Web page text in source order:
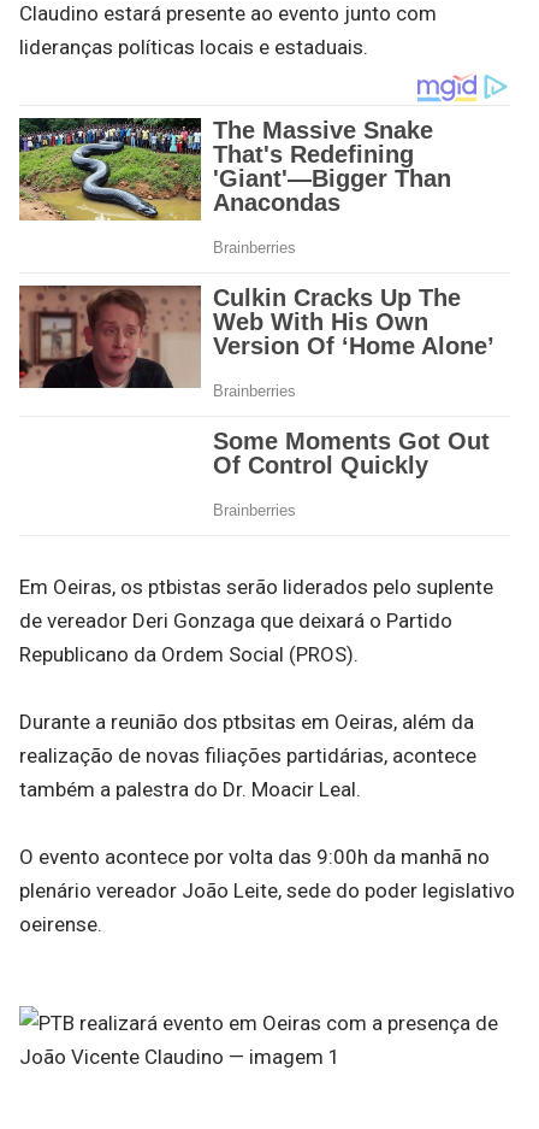
Claudino estará presente ao evento junto com
lideranças políticas locais e estaduais.
Em Oeiras, os ptbistas serão liderados pelo suplente
de vereador Deri Gonzaga que deixará o Partido
Republicano da Ordem Social (PROS).
Durante a reunião dos ptbsitas em Oeiras, além da
realização de novas filiações partidárias, acontece
também a palestra do Dr. Moacir Leal.
O evento acontece por volta das 9:00h da manhã no
plenário vereador João Leite, sede do poder legislativo
oeirense.